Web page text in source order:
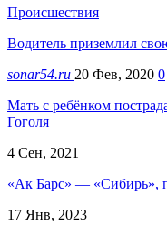
Происшествия
Водитель приземлил
sonar54.ru 20 Фев, 2020 0
Мать с ребёнком
Гоголя
4 Сен, 2021
«Ак Барс» — «Сибирь»,
17 Янв, 2023